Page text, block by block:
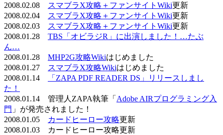
2008.02.08
スマブラX攻略＋ファンサイトWiki更新
2008.02.04
スマブラX攻略＋ファンサイトWiki更新
2008.02.03
スマブラX攻略＋ファンサイトWiki更新
2008.01.28 TBS「オビラジR」に出演しました！…たぶ
ん…
2008.01.28 MHP2G攻略Wikiはじめました
2008.01.27
スマブラX攻略Wikiはじめました
2008.01.14
「ZAPA PDF READER DS」リリースしまし
た！
2008.01.14 管理人ZAPA執筆「 Adobe AIRプログラミング入
門 」が発売されました！
2008.01.05
カードヒーロー攻略更新
2008.01.03 カードヒーロー攻略更新